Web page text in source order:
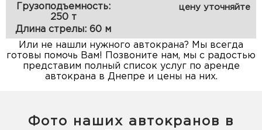
Грузоподъемность:
250 т
Длина стрелы: 60 м
цену уточняйте
Или не нашли нужного автокрана? Мы всегда
готовы помочь Вам! Позвоните нам, мы с радостью
представим полный список услуг по аренде
автокрана в Днепре и цены на них.
Фото наших автокранов в